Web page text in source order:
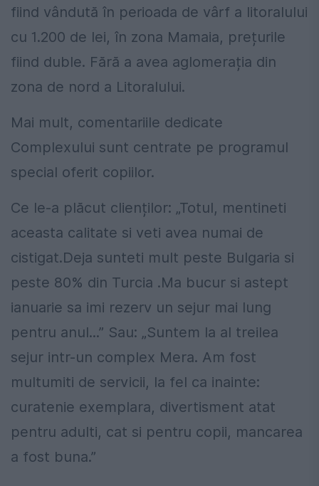
fiind vândută în perioada de vârf a litoralului
cu 1.200 de lei, în zona Mamaia, prețurile
fiind duble. Fără a avea aglomerația din
zona de nord a Litoralului.
Mai mult, comentariile dedicate
Complexului sunt centrate pe programul
special oferit copiilor.
Ce le-a plăcut clienților: „Totul, mentineti
aceasta calitate si veti avea numai de
cistigat.Deja sunteti mult peste Bulgaria si
peste 80% din Turcia .Ma bucur si astept
ianuarie sa imi rezerv un sejur mai lung
pentru anul...” Sau: „Suntem la al treilea
sejur intr-un complex Mera. Am fost
multumiti de servicii, la fel ca inainte:
curatenie exemplara, divertisment atat
pentru adulti, cat si pentru copii, mancarea
a fost buna.”